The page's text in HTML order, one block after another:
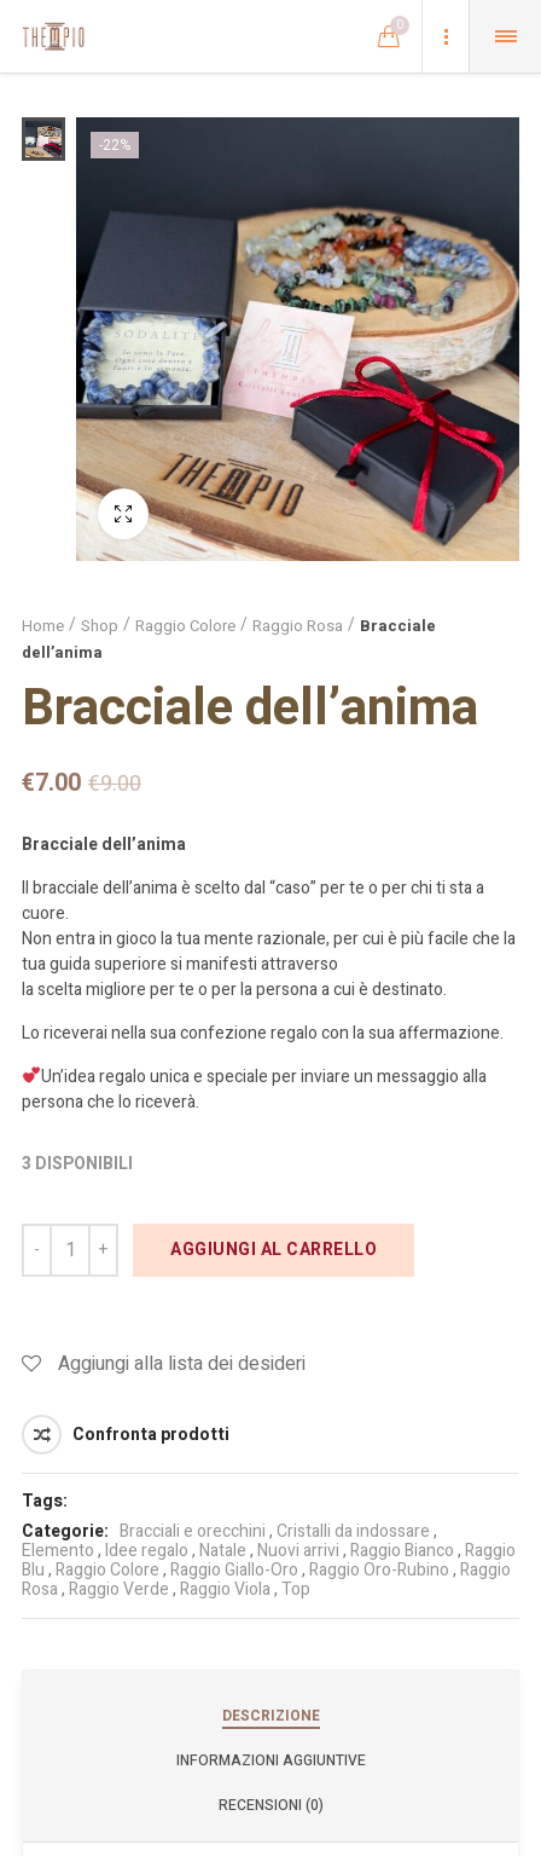
0
-22%
Schermo intero
Home Shop Raggio Colore Raggio Rosa
Bracciale
dell’anima
Bracciale dell’anima
€9.00
€7.00
Bracciale dell’anima
Il bracciale dell’anima è scelto dal “caso” per te o per chi ti sta a
cuore.
Non entra in gioco la tua mente razionale, per cui è più facile che la
tua guida superiore si manifesti attraverso
la scelta migliore per te o per la persona a cui è destinato.
Lo riceverai nella sua confezione regalo con la sua affermazione.
Un’idea regalo unica e speciale per inviare un messaggio alla
persona che lo riceverà.
3 DISPONIBILI
AGGIUNGI AL CARRELLO
Aggiungi alla lista dei desideri
Confronta prodotti
Tags:
Categorie: Bracciali e orecchini,Cristalli da indossare,
Elemento,Idee regalo,Natale,Nuovi arrivi,Raggio Bianco,Raggio
Blu,Raggio Colore,Raggio Giallo-Oro,Raggio Oro-Rubino,Raggio
Rosa,Raggio Verde,Raggio Viola,Top
DESCRIZIONE
INFORMAZIONI AGGIUNTIVE
RECENSIONI (0)